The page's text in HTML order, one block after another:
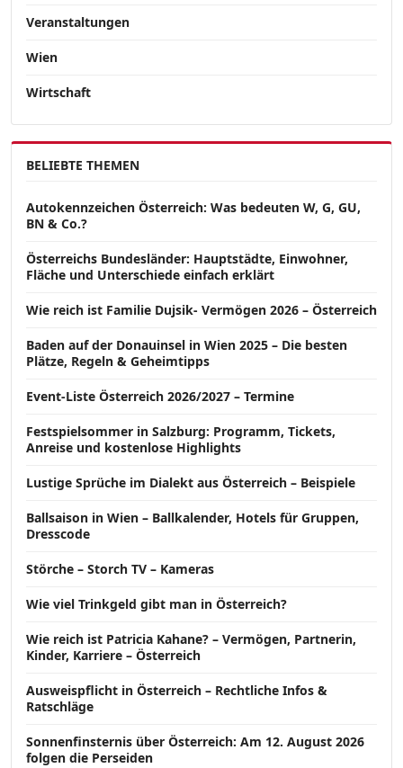
Veranstaltungen
Wien
Wirtschaft
BELIEBTE THEMEN
Autokennzeichen Österreich: Was bedeuten W, G, GU,
BN & Co.?
Österreichs Bundesländer: Hauptstädte, Einwohner,
Fläche und Unterschiede einfach erklärt
Wie reich ist Familie Dujsik- Vermögen 2026 – Österreich
Baden auf der Donauinsel in Wien 2025 – Die besten
Plätze, Regeln & Geheimtipps
Event-Liste Österreich 2026/2027 – Termine
Festspielsommer in Salzburg: Programm, Tickets,
Anreise und kostenlose Highlights
Lustige Sprüche im Dialekt aus Österreich – Beispiele
Ballsaison in Wien – Ballkalender, Hotels für Gruppen,
Dresscode
Störche – Storch TV – Kameras
Wie viel Trinkgeld gibt man in Österreich?
Wie reich ist Patricia Kahane? – Vermögen, Partnerin,
Kinder, Karriere – Österreich
Ausweispflicht in Österreich – Rechtliche Infos &
Ratschläge
Sonnenfinsternis über Österreich: Am 12. August 2026
folgen die Perseiden